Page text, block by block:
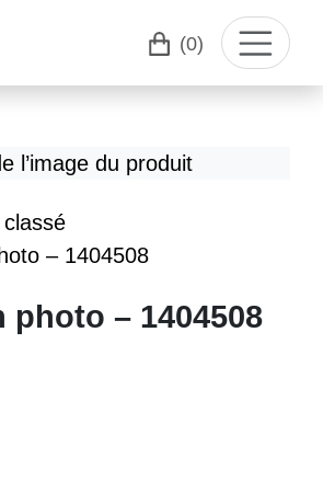
(0)
– 1404508
photo – 1404508